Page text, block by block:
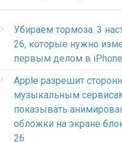
Убираем тормоза. 3
26, которые нужно
первым делом в iPhone
Apple разрешит
музыкальным
показывать
обложки на экране
26